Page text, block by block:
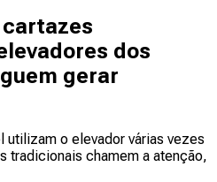
cartazes
dos
gerar
o elevador várias vezes
tradicionais chamem a atenção,